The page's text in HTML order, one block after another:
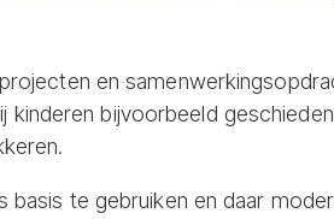
en
kinderen bijvoorbeeld
te gebruiken en daar